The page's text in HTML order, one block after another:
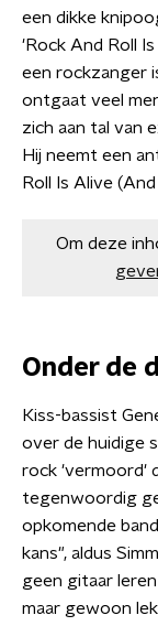
een dikke
'Rock And Roll
een rockzanger
ontgaat veel
zich aan tal van
Hij neemt een
Roll Is Alive
Om deze
Onder de
Kiss-bassist
over de huidige
rock 'vermoord'
tegenwoordig
opkomende
kans", aldus
geen gitaar
maar gewoon